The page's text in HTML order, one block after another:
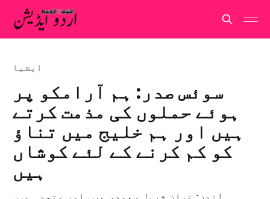
ايشيا
سوئس صدر: ہم آرامکو پر
ہوئے حملوں کی مذمت کرتے
ہیں اور ہم خلیج میں تناؤ
کو کم کرنے کے لئے کوشاں
ہیں
لندن: غسان شربل سعودی عرب اور متحدہ عرب